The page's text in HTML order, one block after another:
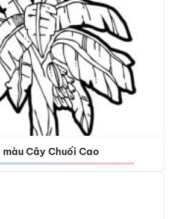
màu Cây Chuối Cao